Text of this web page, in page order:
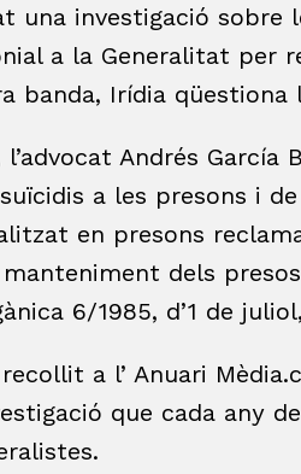
una investigació sobre
a la Generalitat per
banda, Irídia qüestiona
l’advocat Andrés García
a les presons i
en presons
dels
6/1985, d’1 de
a l’ Anuari
que cada any